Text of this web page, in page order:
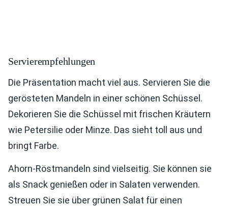
Servierempfehlungen
Die Präsentation macht viel aus. Servieren Sie die
gerösteten Mandeln in einer schönen Schüssel.
Dekorieren Sie die Schüssel mit frischen Kräutern
wie Petersilie oder Minze. Das sieht toll aus und
bringt Farbe.
Ahorn-Röstmandeln sind vielseitig. Sie können sie
als Snack genießen oder in Salaten verwenden.
Streuen Sie sie über grünen Salat für einen